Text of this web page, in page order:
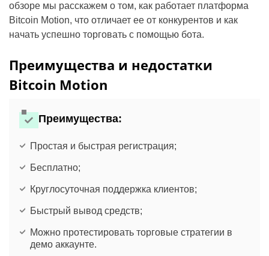
обзоре мы расскажем о том, как работает платформа
Bitcoin Motion, что отличает ее от конкурентов и как
начать успешно торговать с помощью бота.
Преимущества и недостатки
Bitcoin Motion
Преимущества:
Простая и быстрая регистрация;
Бесплатно;
Круглосуточная поддержка клиентов;
Быстрый вывод средств;
Можно протестировать торговые стратегии в
демо аккаунте.